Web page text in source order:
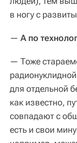
в ногу с
— А по
— Тоже
для отдельной
как известно,
совпадают с
есть и свои